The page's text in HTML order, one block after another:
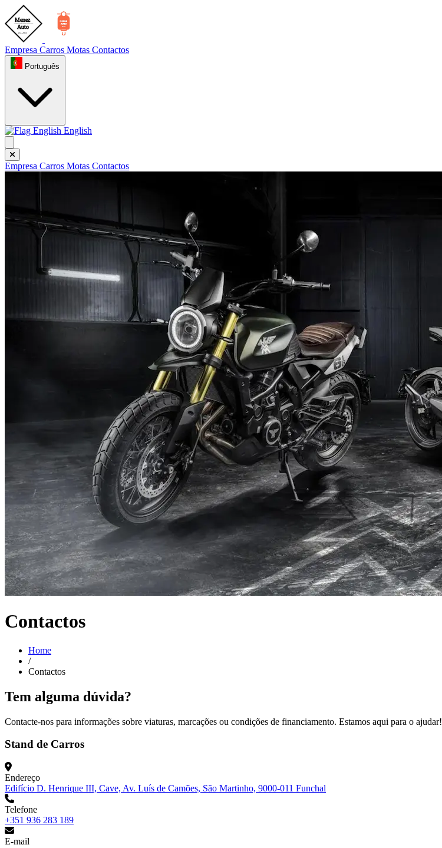
Empresa Carros Motas Contactos
Português
English
Empresa Carros Motas Contactos
Contactos
Home
/
Contactos
Tem alguma dúvida?
Contacte-nos para informações sobre viaturas, marcações ou condições de financiamento. Estamos aqui para o ajudar!
Stand de Carros
Endereço
Edifício D. Henrique III, Cave, Av. Luís de Camões, São Martinho, 9000-011 Funchal
Telefone
+351 936 283 189
E-mail